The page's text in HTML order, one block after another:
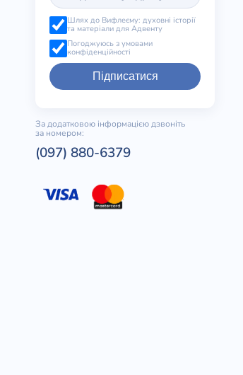
Шлях до Вифлеєму: духовні історії
та матеріали для Адвенту
Погоджуюсь з умовами
конфіденційності
Підписатися
За додатковою інформацією дзвоніть
за номером:
(097) 880-6379